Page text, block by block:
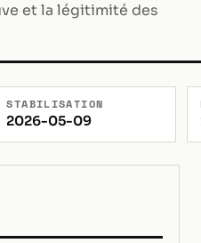
et la légitimité des
STABILISATION
2026-05-09